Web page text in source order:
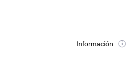
Información